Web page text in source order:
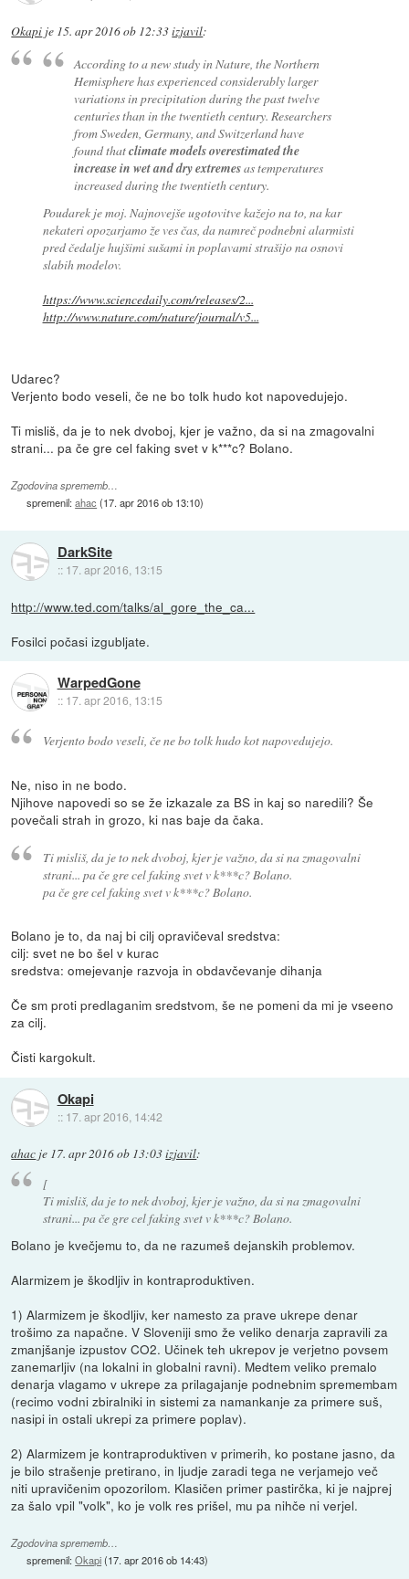
Okapi je 15. apr 2016 ob 12:33izjavil:
According to a new study in Nature, the Northern
Hemisphere has experienced considerably larger
variations in precipitation during the past twelve
centuries than in the twentieth century. Researchers
from Sweden, Germany, and Switzerland have
found thatclimate models overestimated the
increase in wet and dry extremesas temperatures
increased during the twentieth century.
Poudarek je moj. Najnovejše ugotovitve kažejo na to, na kar
nekateri opozarjamo že ves čas, da namreč podnebni alarmisti
pred čedalje hujšimi sušami in poplavami strašijo na osnovi
slabih modelov.
https://www.sciencedaily.com/releases/2...
http://www.nature.com/nature/journal/v5...
Udarec?
Verjento bodo veseli, če ne bo tolk hudo kot napovedujejo.
Ti misliš, da je to nek dvoboj, kjer je važno, da si na zmagovalni
strani... pa če gre cel faking svet v k***c? Bolano.
Zgodovina sprememb…
spremenil:ahac (17. apr 2016 ob 13:10)
DarkSite
:: 17. apr 2016, 13:15
http://www.ted.com/talks/al_gore_the_ca...
Fosilci počasi izgubljate.
WarpedGone
:: 17. apr 2016, 13:15
Verjento bodo veseli, če ne bo tolk hudo kot napovedujejo.
Ne, niso in ne bodo.
Njihove napovedi so se že izkazale za BS in kaj so naredili? Še
povečali strah in grozo, ki nas baje da čaka.
Ti misliš, da je to nek dvoboj, kjer je važno, da si na zmagovalni
strani... pa če gre cel faking svet v k***c? Bolano.
pa če gre cel faking svet v k***c? Bolano.
Bolano je to, da naj bi cilj opravičeval sredstva:
cilj: svet ne bo šel v kurac
sredstva: omejevanje razvoja in obdavčevanje dihanja
Če sm proti predlaganim sredstvom, še ne pomeni da mi je vseeno
za cilj.
Čisti kargokult.
Okapi
:: 17. apr 2016, 14:42
ahac je 17. apr 2016 ob 13:03izjavil:
[
Ti misliš, da je to nek dvoboj, kjer je važno, da si na zmagovalni
strani... pa če gre cel faking svet v k***c? Bolano.
Bolano je kvečjemu to, da ne razumeš dejanskih problemov.
Alarmizem je škodljiv in kontraproduktiven.
1) Alarmizem je škodljiv, ker namesto za prave ukrepe denar
trošimo za napačne. V Sloveniji smo že veliko denarja zapravili za
zmanjšanje izpustov CO2. Učinek teh ukrepov je verjetno povsem
zanemarljiv (na lokalni in globalni ravni). Medtem veliko premalo
denarja vlagamo v ukrepe za prilagajanje podnebnim spremembam
(recimo vodni zbiralniki in sistemi za namankanje za primere suš,
nasipi in ostali ukrepi za primere poplav).
2) Alarmizem je kontraproduktiven v primerih, ko postane jasno, da
je bilo strašenje pretirano, in ljudje zaradi tega ne verjamejo več
niti upravičenim opozorilom. Klasičen primer pastirčka, ki je najprej
za šalo vpil "volk", ko je volk res prišel, mu pa nihče ni verjel.
Zgodovina sprememb…
spremenil:Okapi(17. apr 2016 ob 14:43)